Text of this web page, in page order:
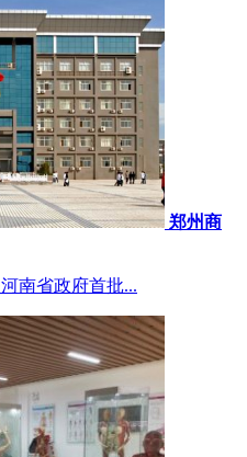
郑州商
南省政府首批...